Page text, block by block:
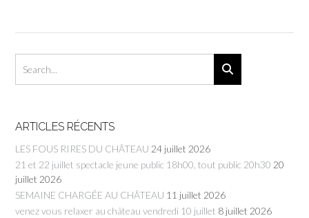
ARTICLES RÉCENTS
LES FOUS RIRES DU CHÂTEAU 24 juillet 2026
21 et 22 juillet spectacle jeune public 18h00, tout public 20h30 20
juillet 2026
SEMAINE CHARGÉE AU CHÂTEAU 11 juillet 2026
venez vous relaxer au château vendredi 10 juillet 8 juillet 2026